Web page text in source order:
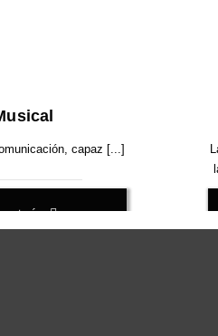
comunicación, capaz [...]